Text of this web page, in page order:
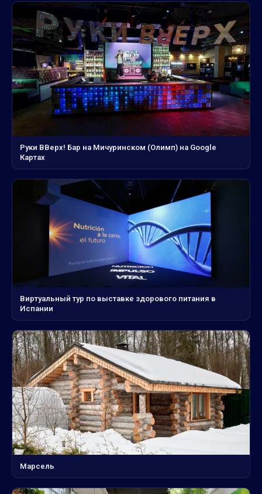
Руки ВВерх! Бар на Мичуринском (Олимп) на Google
Картах
Виртуальный тур по выставке здорового питания в
Испании
Марсель